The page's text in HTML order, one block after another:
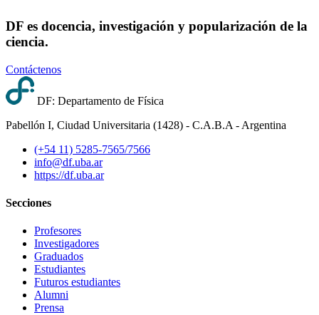
DF es docencia, investigación y popularización de la
ciencia.
Contáctenos
DF: Departamento de Física
Pabellón I, Ciudad Universitaria (1428) - C.A.B.A - Argentina
(+54 11) 5285-7565/7566
info@df.uba.ar
https://df.uba.ar
Secciones
Profesores
Investigadores
Graduados
Estudiantes
Futuros estudiantes
Alumni
Prensa